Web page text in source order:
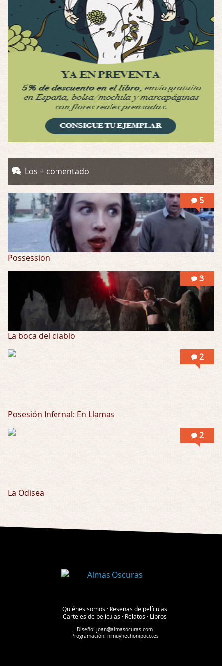
Se llama la posesión en castellano, está …
Obsession
Por: Mariano
Una película normalita, nada del otro mun …
Por: Chica Stark
Al principio por el hype que la dieron iba …
Possession
Posesión Infernal: En Llamas
Por: Skalope
Totalmente de acuerdo Ignacio. La he disfr …
Los + comentado
5
Possession
3
La boca del diablo
2
Posesión Infernal: En Llamas
2
La Odisea
Quiénes somos · Reseñas de películas
Carteles de películas · Relatos · Libros
Diseño:joan@almasocuras.com
Programación: nimuyhechonipoco.es